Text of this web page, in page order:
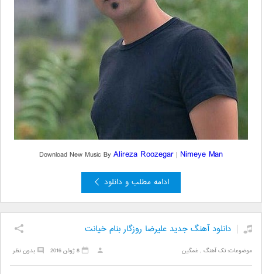
Download New Music ByAlireza Roozegar | Nimeye Man
ادامه مطلب و دانلود
دانلود آهنگ جدید علیرضا روزگار بنام خیانت
موضوعات:تک آهنگ ,غمگین بدون نظر 8 ژوئن 2016